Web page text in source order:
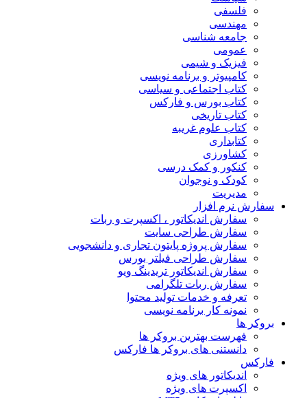
فلسفی
مهندسی
جامعه شناسی
عمومی
فیزیک و شیمی
کامپیوتر و برنامه نویسی
کتاب اجتماعی و سیاسی
کتاب بورس و فارکس
کتاب تاریخی
کتاب علوم غریبه
کتابداری
کشاورزی
کنکور و کمک‌ درسی
کودک و نوجوان
مدیریت
سفارش نرم افزار
سفارش اندیکاتور ، اکسپرت و ربات
سفارش طراحی سایت
سفارش پروژه پایتون تجاری و دانشجویی
سفارش طراحی فیلتر بورس
سفارش اندیکاتور تریدینگ ویو
سفارش ربات تلگرامی
تعرفه و خدمات تولید محتوا
نمونه کار برنامه نویسی
بروکر ها
فهرست بهترین بروکر ها
دانستنی های بروکر ها فارکس
فارکس
اندیکاتور های ویژه
اکسپرت های ویژه